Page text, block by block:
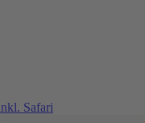
Safari